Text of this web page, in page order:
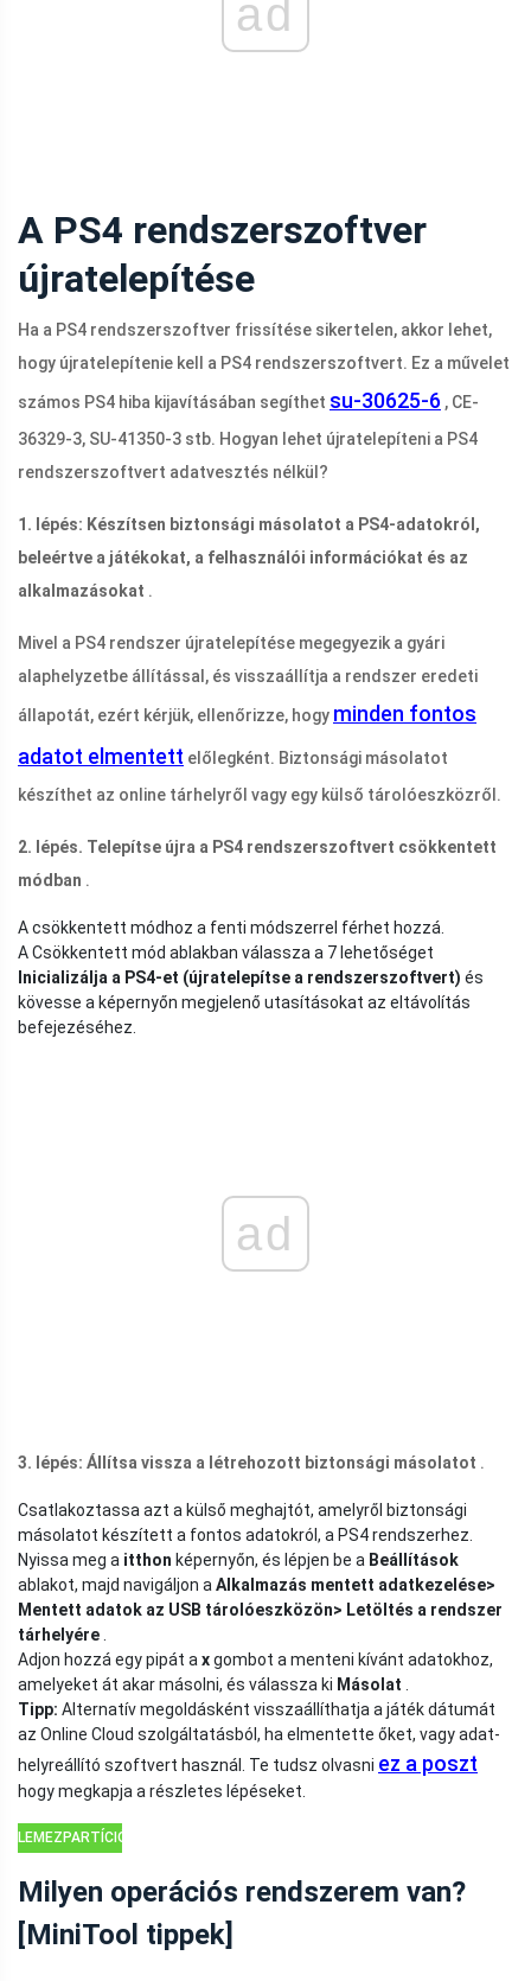
ad
A PS4 rendszerszoftver
újratelepítése
Ha a PS4 rendszerszoftver frissítése sikertelen, akkor lehet,
hogy újratelepítenie kell a PS4 rendszerszoftvert. Ez a művelet
számos PS4 hiba kijavításában segíthet su-30625-6 , CE-
36329-3, SU-41350-3 stb. Hogyan lehet újratelepíteni a PS4
rendszerszoftvert adatvesztés nélkül?
1. lépés: Készítsen biztonsági másolatot a PS4-adatokról,
beleértve a játékokat, a felhasználói információkat és az
alkalmazásokat .
Mivel a PS4 rendszer újratelepítése megegyezik a gyári
alaphelyzetbe állítással, és visszaállítja a rendszer eredeti
állapotát, ezért kérjük, ellenőrizze, hogy minden fontos
adatot elmentett előlegként. Biztonsági másolatot
készíthet az online tárhelyről vagy egy külső tárolóeszközről.
2. lépés. Telepítse újra a PS4 rendszerszoftvert csökkentett
módban .
A csökkentett módhoz a fenti módszerrel férhet hozzá.
A Csökkentett mód ablakban válassza a 7 lehetőséget
Inicializálja a PS4-et (újratelepítse a rendszerszoftvert) és
kövesse a képernyőn megjelenő utasításokat az eltávolítás
befejezéséhez.
ad
3. lépés: Állítsa vissza a létrehozott biztonsági másolatot .
Csatlakoztassa azt a külső meghajtót, amelyről biztonsági
másolatot készített a fontos adatokról, a PS4 rendszerhez.
Nyissa meg a itthon képernyőn, és lépjen be a Beállítások
ablakot, majd navigáljon a Alkalmazás mentett adatkezelése>
Mentett adatok az USB tárolóeszközön> Letöltés a rendszer
tárhelyére
Adjon hozzá egy pipát a xgombot a menteni kívánt adatokhoz,
amelyeket át akar másolni, és válassza ki Másolat
Tipp: Alternatív megoldásként visszaállíthatja a játék dátumát
az Online Cloud szolgáltatásból, ha elmentette őket, vagy adat-
helyreállító szoftvert használ. Te tudsz olvasni ez a poszt
hogy megkapja a részletes lépéseket.
LEMEZPARTÍCIÓS
Milyen operációs rendszerem van?
[MiniTool tippek]